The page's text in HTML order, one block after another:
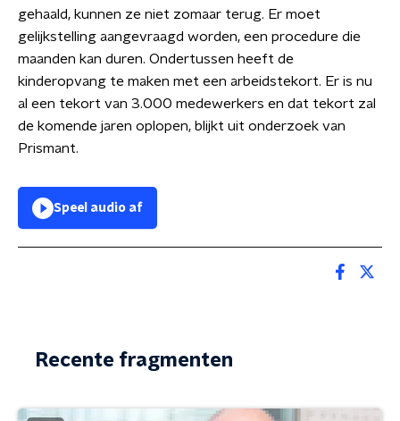
gehaald, kunnen ze niet zomaar terug. Er moet
gelijkstelling aangevraagd worden, een procedure die
maanden kan duren. Ondertussen heeft de
kinderopvang te maken met een arbeidstekort. Er is nu
al een tekort van 3.000 medewerkers en dat tekort zal
de komende jaren oplopen, blijkt uit onderzoek van
Prismant.
Speel audio af
Recente fragmenten